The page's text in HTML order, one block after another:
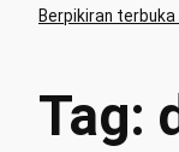
Berpikiran
Tag: